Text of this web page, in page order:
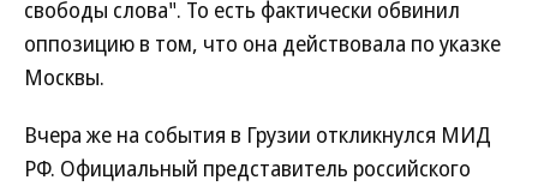
свободы слова". То есть фактически обвинил
оппозицию в том, что она действовала по указке
Москвы.
Вчера же на события в Грузии откликнулся МИД
РФ. Официальный представитель российского